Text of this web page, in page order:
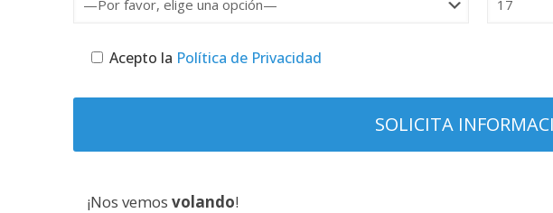
Acepto la Política de Privacidad
¡Nos vemosvolando!